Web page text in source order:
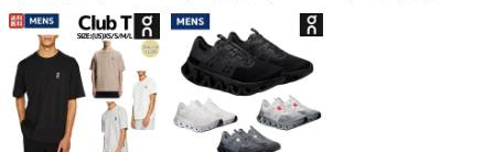
Patagonia Sleeveless
Capilene Cool Daily
Shirt
DAY PACK 47914